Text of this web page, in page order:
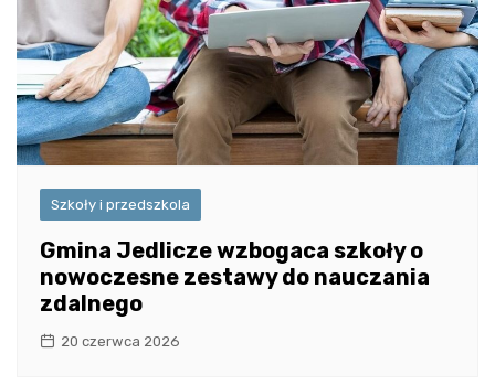
Szkoły i przedszkola
Gmina Jedlicze wzbogaca szkoły o
nowoczesne zestawy do nauczania
zdalnego
20 czerwca 2026